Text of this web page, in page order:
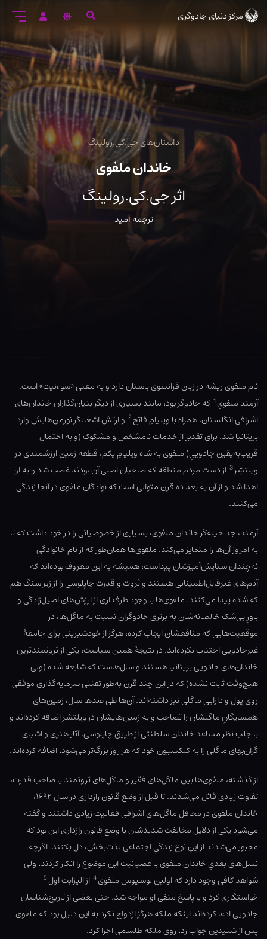
ورود
مرکز دنیای جادوگری
داستان‌های جی.کی.رولینگ
خاندان ملفوی
اثر جی.کی.رولینگ
ترجمه امید
نام ملفوی ریشه در زبان فرانسوی باستان دارد و به معنی «سوء‌نیت» است.
آرمند ملفویِ1 که جادوگر بود، مانند بسیاری از دیگر بنیان‌گذاران خاندان‌های
اشرافی انگلستان، همراه با ویلیامِ فاتح2 و ارتش اشغالگر نورمن‏‌هایش وارد
بریتانیا شد. برای تقدیر از خدمات نامشخص و مشکوک (و به احتمال
قریب‌به‌یقین جادوییِ) ملفوی به شاه ویلیامِ یکم، قطعه زمین ارزشمندی در
ویلتشِر3 از دست مردم منطقه که صاحبان اصلی آن بودند غصب شد و به او
اهدا شد و از آن به بعد ده قرن متوالی است که نوادگان ملفوی در آنجا زندگی
می‌کنند.
آرمند، جد حیله‌گر خاندان ملفوی، بسیاری از خصوصیاتی را در خود داشت که تا
به امروز آن‌ها را متمایز می‌کند. ملفوی‌‏ها همان‌طور که از نام خانوادگیِ
نه‌چندان ستایش‌آمیزشان پیداست، همیشه به این معروف بوده‌اند که
آدم‌های غیرقابل‌اطمینانی هستند و ثروت و قدرت چاپلوسی را از زیر سنگ هم
که شده پیدا می‌کنند. ملفوی‌‏ها با وجود طرفداری از ارزش‌های اصیل‌زادگی و
باورِ بی‌شک خالصانه‌شان به برتری جادوگران نسبت به ماگل‌‏ها، در
موقعیت‌هایی که منافعشان ایجاب کرده، هرگز از خودشیرینی برای جامعهٔ
غیرجادویی اجتناب نکرده‌اند. در نتیجهٔ همین سیاست، یکی از ثروتمندترین
خاندان‌های جادویی بریتانیا هستند و سال‌هاست که شایعه شده (ولی
هیچ‌وقت ثابت نشده) که در این چند قرن به‌طور تفننی سرمایه‌گذاری موفقی
روی پول و دارایی ماگلی نیز داشته‌اند. آن‌ها طی صدها سال، زمین‌های
همسایگانِ ماگلشان را تصاحب و به زمین‌هایشان در ویلتشر اضافه کرده‌اند و
با جلب نظر مساعد خاندان سلطنتی از طریق چاپلوسی، آثار هنری و اشیای
گران‌بهای ماگلی را به کلکسیون خود که هر روز بزرگ‌تر می‌شود، اضافه کرده‌اند.
از گذشته، ملفوی‏‌ها بین ماگل‌‏های فقیر و ماگل‌های ثروتمند یا صاحب قدرت،
تفاوت زیادی قائل می‌شدند. تا قبل از وضع قانون رازداری در سال ۱۶۹۲،
خاندان ملفوی در محافل ماگل‌های اشرافی فعالیت زیادی داشتند و گفته
می‌شود یکی از دلایل مخالفت شدیدشان با وضع قانون رازداری این بود که
مجبور می‌شدند از این نوع زندگیِ اجتماعیِ لذت‌بخش، دل بکنند. اگرچه
نسل‌های بعدیِ خاندان ملفوی با عصبانیت این موضوع را انکار کردند، ولی
شواهد کافی وجود دارد که اولین لوسیوس ملفوی4 از الیزابت اول5
خواستگاری کرد و با پاسخ منفی او مواجه شد. حتی بعضی از تاریخ‌شناسان
جادویی ادعا کرده‌اند اینکه ملکه هرگز ازدواج نکرد به این دلیل بود که ملفوی
پس از شنیدین جواب رد، روی ملکه طلسمی اجرا کرد.